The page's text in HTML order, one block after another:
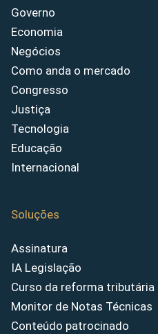
Governo
Economia
Negócios
Como anda o mercado
Congresso
Justiça
Tecnologia
Educação
Internacional
Soluções
Assinatura
IA Legislação
Curso da reforma tributária
Monitor de Notas Técnicas
Conteúdo patrocinado